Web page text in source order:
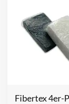
Fibertex 4er-